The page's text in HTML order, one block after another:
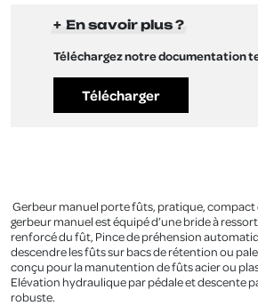
En savoir plus ?
Téléchargez notre documentation
Télécharger
Gerbeur manuel porte fûts, pratique, compact
gerbeur manuel est équipé d’une bride à
renforcé du fût, Pince de préhension
descendre les fûts sur bacs de rétention ou
conçu pour la manutention de fûts acier ou
Elévation hydraulique par pédale et descente
robuste.